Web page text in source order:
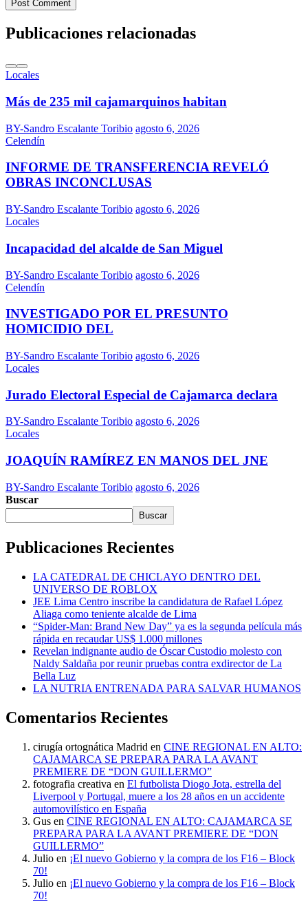
Post Comment
Publicaciones relacionadas
Locales
Más de 235 mil cajamarquinos habitan
BY-Sandro Escalante Toribio agosto 6, 2026
Celendín
INFORME DE TRANSFERENCIA REVELÓ
OBRAS INCONCLUSAS
BY-Sandro Escalante Toribio agosto 6, 2026
Locales
Incapacidad del alcalde de San Miguel
BY-Sandro Escalante Toribio agosto 6, 2026
Celendín
INVESTIGADO POR EL PRESUNTO
HOMICIDIO DEL
BY-Sandro Escalante Toribio agosto 6, 2026
Locales
Jurado Electoral Especial de Cajamarca declara
BY-Sandro Escalante Toribio agosto 6, 2026
Locales
JOAQUÍN RAMÍREZ EN MANOS DEL JNE
BY-Sandro Escalante Toribio agosto 6, 2026
Buscar
Buscar
Publicaciones Recientes
LA CATEDRAL DE CHICLAYO DENTRO DEL
UNIVERSO DE ROBLOX
JEE Lima Centro inscribe la candidatura de Rafael López
Aliaga como teniente alcalde de Lima
“Spider-Man: Brand New Day” ya es la segunda película más
rápida en recaudar US$ 1.000 millones
Revelan indignante audio de Óscar Custodio molesto con
Naldy Saldaña por reunir pruebas contra exdirector de La
Bella Luz
LA NUTRIA ENTRENADA PARA SALVAR HUMANOS
Comentarios Recientes
cirugía ortognática Madrid en CINE REGIONAL EN ALTO:
CAJAMARCA SE PREPARA PARA LA AVANT
PREMIERE DE “DON GUILLERMO”
fotografia creativa en El futbolista Diogo Jota, estrella del
Liverpool y Portugal, muere a los 28 años en un accidente
automovilístico en España
Gus en CINE REGIONAL EN ALTO: CAJAMARCA SE
PREPARA PARA LA AVANT PREMIERE DE “DON
GUILLERMO”
Julio en ¡El nuevo Gobierno y la compra de los F16 – Block
70!
Julio en ¡El nuevo Gobierno y la compra de los F16 – Block
70!